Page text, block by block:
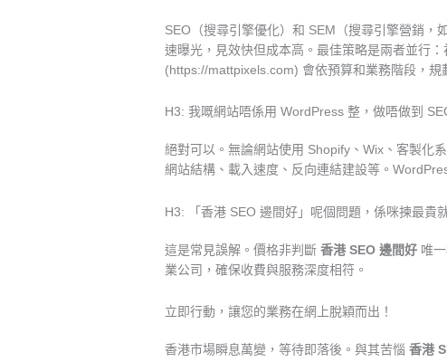
SEO（搜尋引擎優化）和 SEM（搜尋引擎營銷，
速曝光，見效快但成本高。最佳策略是兩者並行
(https://mattpixels.com) 會依預算和業務階段，規
H3: 我嘅網站唔係用 WordPress 整，做唔做到
絕對可以。無論網站使用 Shopify、Wix、客製化
網站結構、載入速度、反向連結建設等。
H3: 「香港 SEO 邊間好」呢個問題，係咪揀最貴
這是常見誤解。價格非判斷 香港 SEO 邊間好 唯
業公司，確保收費與服務深度相符。
立即行動，讓您的業務在網上脫穎而出！
香港市場瞬息萬變，等待即落後。與其苦惱 香港